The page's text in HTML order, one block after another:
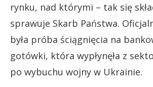
rynku, nad którymi – tak się
sprawuje Skarb Państwa.
była próba ściągnięcia na
gotówki, która wypłynęła z
po wybuchu wojny w Ukrainie.